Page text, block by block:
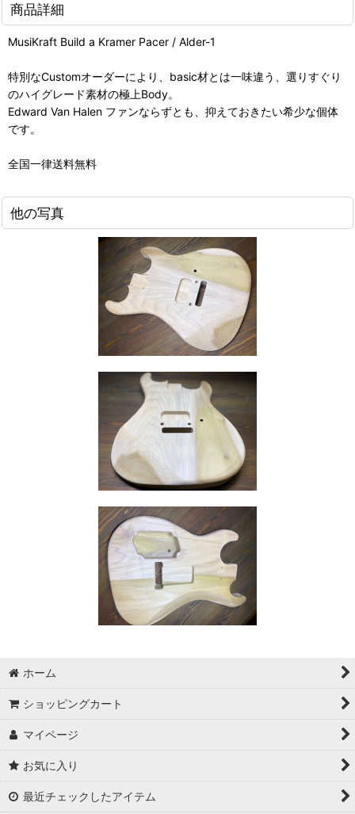
商品詳細
MusiKraft Build a Kramer Pacer / Alder-1
特別なCustomオーダーにより、basic材とは一味違う、選りすぐり
のハイグレード素材の極上Body。
Edward Van Halen ファンならずとも、抑えておきたい希少な個体
です。
全国一律送料無料
他の写真
ホーム
ショッピングカート
マイページ
お気に入り
最近チェックしたアイテム